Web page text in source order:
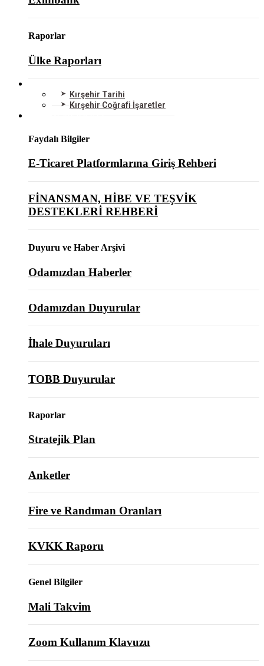
Raporlar
Ülke Raporları
Kırşehir Tarihi
Kırşehir Coğrafi İşaretler
Faydalı Bilgiler
E-Ticaret Platformlarına Giriş Rehberi
FİNANSMAN, HİBE VE TEŞVİK
DESTEKLERİ REHBERİ
Duyuru ve Haber Arşivi
Odamızdan Haberler
Odamızdan Duyurular
İhale Duyuruları
TOBB Duyurular
Raporlar
Stratejik Plan
Anketler
Fire ve Randıman Oranları
KVKK Raporu
Genel Bilgiler
Mali Takvim
Zoom Kullanım Klavuzu